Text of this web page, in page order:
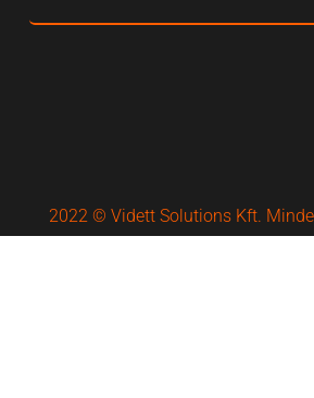
2022 © Vidett Solutions Kft.